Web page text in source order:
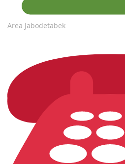
Area Jabodetabek